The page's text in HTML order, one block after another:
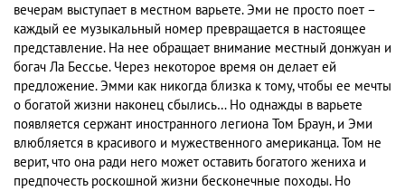
вечерам выступает в местном варьете. Эми не просто поет –
каждый ее музыкальный номер превращается в настоящее
представление. На нее обращает внимание местный донжуан и
богач Ла Бессье. Через некоторое время он делает ей
предложение. Эмми как никогда близка к тому, чтобы ее мечты
о богатой жизни наконец сбылись… Но однажды в варьете
появляется сержант иностранного легиона Том Браун, и Эми
влюбляется в красивого и мужественного американца. Том не
верит, что она ради него может оставить богатого жениха и
предпочесть роскошной жизни бесконечные походы. Но